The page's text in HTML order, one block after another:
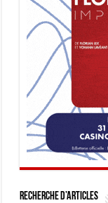
Recherche d’articles